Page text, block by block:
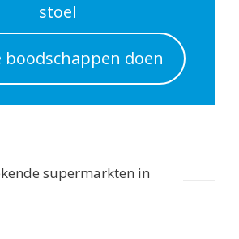
55
stoel
boodschappen doen
supermarkten in